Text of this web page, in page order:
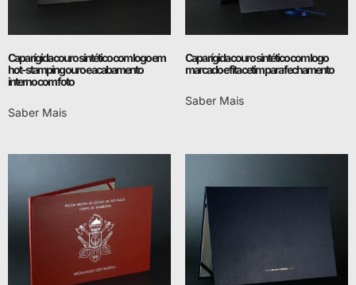
Capa rígida couro sintético com logo em
hot-stamping ouro e acabamento
interno com foto
Saber Mais
Capa rígida couro sintético com logo
marcado e fita cetim para fechamento
Saber Mais